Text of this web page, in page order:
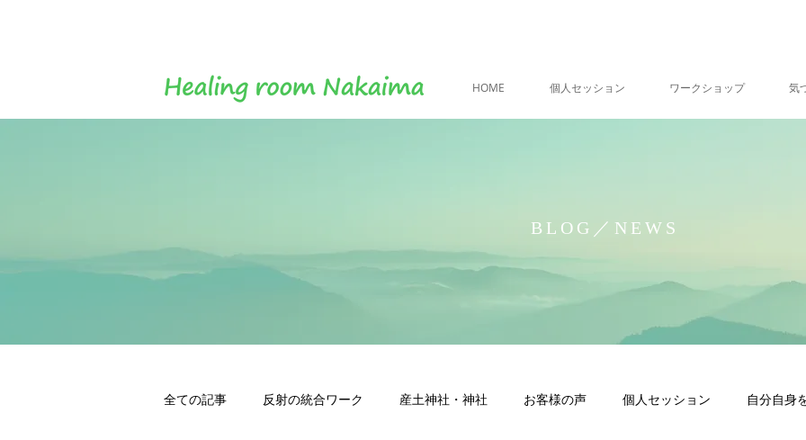
HOME 個人セッション ワークショップ 気
BLOG／NEWS
全ての記事 反射の統合ワーク 産土神社・神社 お客様の声 個人セッション 自分自身